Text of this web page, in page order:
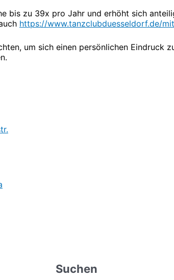
bis zu 39x pro Jahr und erhöht sich
https://www.tanzclubduesseldorf.de/
um sich einen persönlichen Eindruck
Suchen